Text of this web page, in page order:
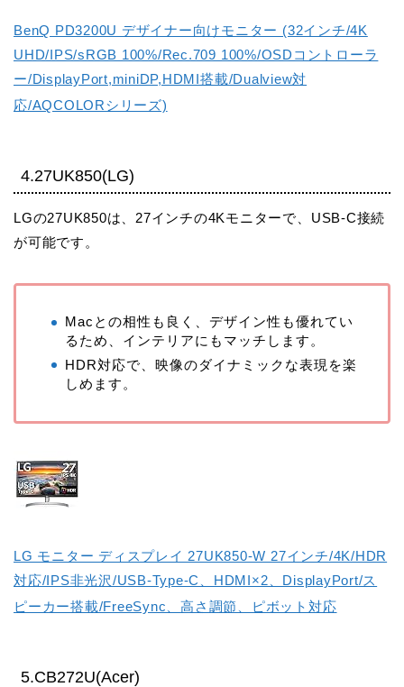
BenQ PD3200U デザイナー向けモニター (32インチ/4K
UHD/IPS/sRGB 100%/Rec.709 100%/OSDコントローラ
ー/DisplayPort,miniDP,HDMI搭載/Dualview対
応/AQCOLORシリーズ)
4.27UK850(LG)
LGの27UK850は、27インチの4Kモニターで、USB-C接続
が可能です。
Macとの相性も良く、デザイン性も優れてい
るため、インテリアにもマッチします。
HDR対応で、映像のダイナミックな表現を楽
しめます。
LG モニター ディスプレイ 27UK850-W 27インチ/4K/HDR
対応/IPS非光沢/USB-Type-C、HDMI×2、DisplayPort/ス
ピーカー搭載/FreeSync、高さ調節、ピボット対応
5.CB272U(Acer)